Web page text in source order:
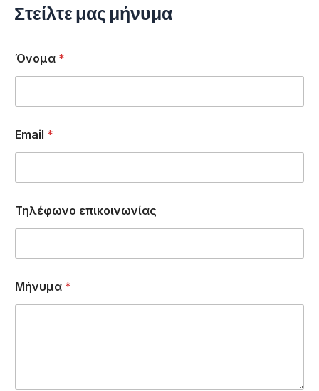
Στείλτε μας μήνυμα
Όνομα *
Email *
Τηλέφωνο επικοινωνίας
Μήνυμα *